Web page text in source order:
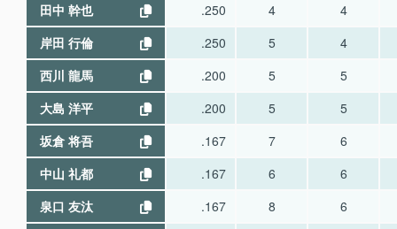
田中 幹也
.250 4
4
岸田 行倫
.250 5
4
西川 龍馬
.200 5
5
大島 洋平
.200 5
5
坂倉 将吾
.167 7
6
中山 礼都
.167 6
6
泉口 友汰
.167 8
6